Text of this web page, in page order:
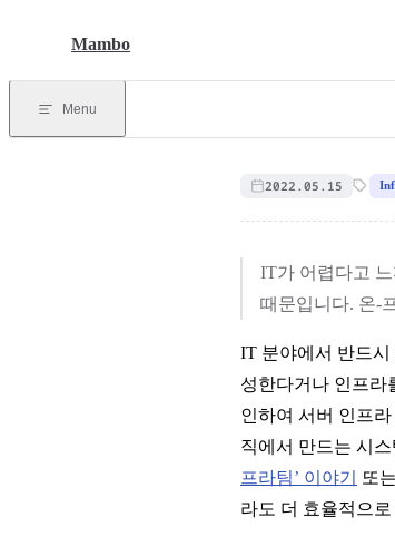
Mambo
Menu
2022.05.15
IT가 어렵다고
때문입니다. 온-
IT 분야에서 반드
성한다거나 인프라
인하여 서버 인프
직에서 만드는 시
프라팀’ 이야기
또는
라도 더 효율적으